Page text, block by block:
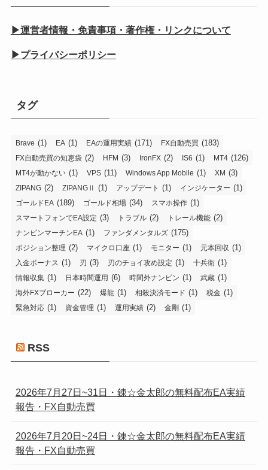
▶運営者情報・免責事項・著作権・リンクについて
▶プライバシーポリシー
タグ
Brave (1) EA (1) EAの運用実績 (171) FX自動売買 (183)
FX自動売買の知恵袋 (2) HFM (3) IronFX (2) IS6 (1) MT4 (126)
MT4が動かない (1) VPS (11) Windows App Mobile (1) XM (3)
ZIPANG (2) ZIPANGⅡ (1) アップデート (1) インジケーター (1)
ゴールドEA (189) ゴールド相場 (34) スマホ操作 (1)
スマートフォンでEA設定 (3) トラブル (2) トレール機能 (2)
ナンピンマーチンEA (1) ファンダメンタルズ (175)
ポジション整理 (2) マイクロ口座 (1) モニター (1) 元本回収 (1)
入金ボーナス (1) 刃 (3) 刃のチョイ攻め設定 (1) 十兵衛 (1)
情報収集 (1) 日本時間運用 (6) 時間外ナンピン (1) 武蔵 (1)
海外FXブローカー (22) 爆龍 (1) 相殺決済モード (1) 税金 (1)
緊急対応 (1) 資金管理 (1) 運用実績 (2) 金剛 (1)
RSS
2026年7月27日~31日・錬☆金太郎の無料配布EA実績
報告・FX自動売買
2026年7月20日~24日・錬☆金太郎の無料配布EA実績
報告・FX自動売買